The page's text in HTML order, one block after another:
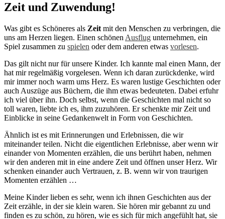
Zeit und Zuwendung!
Was gibt es Schöneres als Zeit mit den Menschen zu verbringen, die
uns am Herzen liegen. Einen schönen Ausflug unternehmen, ein
Spiel zusammen zu spielen oder dem anderen etwas vorlesen.
Das gilt nicht nur für unsere Kinder. Ich kannte mal einen Mann, der
hat mir regelmäßig vorgelesen. Wenn ich daran zurückdenke, wird
mir immer noch warm ums Herz. Es waren lustige Geschichten oder
auch Auszüge aus Büchern, die ihm etwas bedeuteten. Dabei erfuhr
ich viel über ihn. Doch selbst, wenn die Geschichten mal nicht so
toll waren, liebte ich es, ihm zuzuhören. Er schenkte mir Zeit und
Einblicke in seine Gedankenwelt in Form von Geschichten.
Ähnlich ist es mit Erinnerungen und Erlebnissen, die wir
miteinander teilen. Nicht die eigentlichen Erlebnisse, aber wenn wir
einander von Momenten erzählen, die uns berührt haben, nehmen
wir den anderen mit in eine andere Zeit und öffnen unser Herz. Wir
schenken einander auch Vertrauen, z. B. wenn wir von traurigen
Momenten erzählen …
Meine Kinder lieben es sehr, wenn ich ihnen Geschichten aus der
Zeit erzähle, in der sie klein waren. Sie hören mir gebannt zu und
finden es zu schön, zu hören, wie es sich für mich angefühlt hat, sie